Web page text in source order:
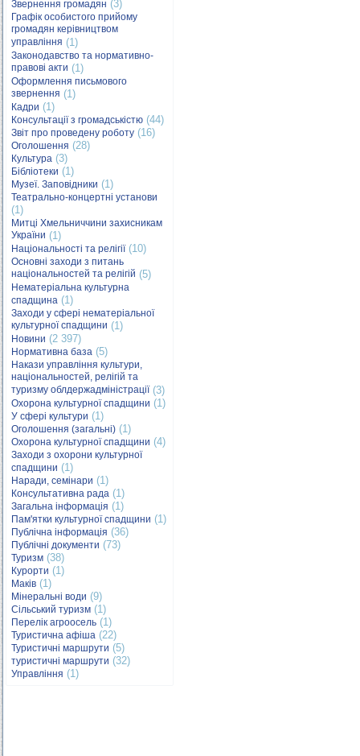
Звернення громадян (3)
Графік особистого прийому
громадян керівництвом
управління (1)
Законодавство та нормативно-
правові акти (1)
Оформлення письмового
звернення (1)
Кадри (1)
Консультації з громадськістю (44)
Звіт про проведену роботу (16)
Оголошення (28)
Культура (3)
Бібліотеки (1)
Музеї. Заповідники (1)
Театрально-концертні установи
(1)
Митці Хмельниччини захисникам
України (1)
Національності та релігії(10)
Основні заходи з питань
національностей та релігій (5)
Нематеріальна культурна
спадщина (1)
Заходи у сфері нематеріальної
культурної спадщини (1)
Новини (2 397)
Нормативна база (5)
Накази управління культури,
національностей, релігій та
туризму облдержадміністрації(3)
Охорона культурної спадщини (1)
У сфері культури (1)
Оголошення (загальні) (1)
Охорона культурної спадщини (4)
Заходи з охорони культурної
спадщини (1)
Наради, семінари (1)
Консультативна рада (1)
Загальна інформація (1)
Пам'ятки культурної спадщини (1)
Публічна інформація (36)
Публічні документи (73)
Туризм (38)
Курорти (1)
Маків (1)
Мінеральні води (9)
Сільський туризм (1)
Перелік агроосель (1)
Туристична афіша (22)
Туристичні маршрути (5)
туристичні маршрути (32)
Управління (1)